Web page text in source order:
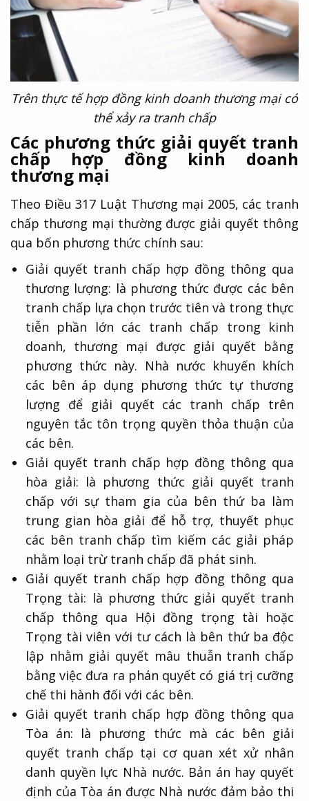
Trên thực tế hợp đồng kinh doanh thương mại có
thể xảy ra tranh chấp
Các phương thức giải quyết tranh
chấp hợp đồng kinh doanh
thương mại
Theo Điều 317 Luật Thương mại 2005, các tranh
chấp thương mại thường được giải quyết thông
qua bốn phương thức chính sau:
Giải quyết tranh chấp hợp đồng thông qua
thương lượng: là phương thức được các bên
tranh chấp lựa chọn trước tiên và trong thực
tiễn phần lớn các tranh chấp trong kinh
doanh, thương mại được giải quyết bằng
phương thức này. Nhà nước khuyến khích
các bên áp dụng phương thức tự thương
lượng để giải quyết các tranh chấp trên
nguyên tắc tôn trọng quyền thỏa thuận của
các bên.
Giải quyết tranh chấp hợp đồng thông qua
hòa giải: là phương thức giải quyết tranh
chấp với sự tham gia của bên thứ ba làm
trung gian hòa giải để hỗ trợ, thuyết phục
các bên tranh chấp tìm kiếm các giải pháp
nhằm loại trừ tranh chấp đã phát sinh.
Giải quyết tranh chấp hợp đồng thông qua
Trọng tài: là phương thức giải quyết tranh
chấp thông qua Hội đồng trọng tài hoặc
Trọng tài viên với tư cách là bên thứ ba độc
lập nhằm giải quyết mâu thuẫn tranh chấp
bằng việc đưa ra phán quyết có giá trị cưỡng
chế thi hành đối với các bên.
Giải quyết tranh chấp hợp đồng thông qua
Tòa án: là phương thức mà các bên giải
quyết tranh chấp tại cơ quan xét xử nhân
danh quyền lực Nhà nước. Bản án hay quyết
định của Tòa án được Nhà nước đảm bảo thi